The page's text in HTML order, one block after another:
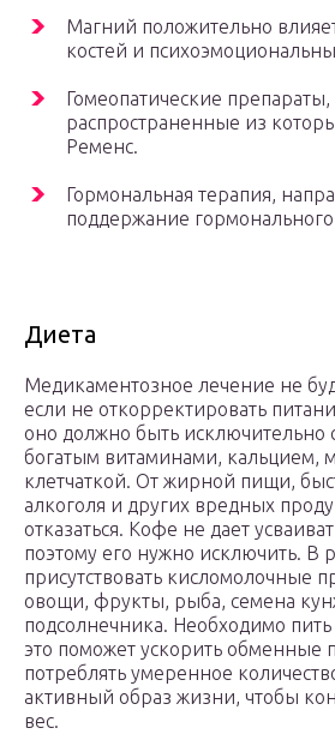
Магний положительно
костей и
Гомеопатические
распространенные из
Ременс.
Гормональная терапия,
поддержание
Диета
Медикаментозное лечение не
если не откорректировать
оно должно быть исключительно
богатым витаминами, кальцием,
клетчаткой. От жирной пищи,
алкоголя и других вредных
отказаться. Кофе не дает
поэтому его нужно исключить. В
присутствовать кисломолочные
овощи, фрукты, рыба, семена
подсолнечника. Необходимо пить
это поможет ускорить обменные
потреблять умеренное
активный образ жизни, чтобы
вес.